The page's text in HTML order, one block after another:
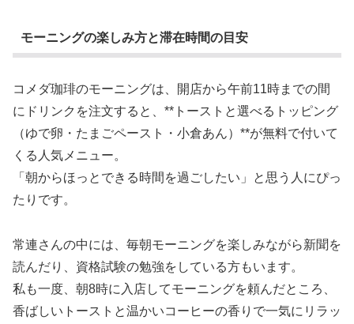
モーニングの楽しみ方と滞在時間の目安
コメダ珈琲のモーニングは、開店から午前11時までの間
にドリンクを注文すると、**トーストと選べるトッピング
（ゆで卵・たまごペースト・小倉あん）**が無料で付いて
くる人気メニュー。
「朝からほっとできる時間を過ごしたい」と思う人にぴっ
たりです。
常連さんの中には、毎朝モーニングを楽しみながら新聞を
読んだり、資格試験の勉強をしている方もいます。
私も一度、朝8時に入店してモーニングを頼んだところ、
香ばしいトーストと温かいコーヒーの香りで一気にリラッ